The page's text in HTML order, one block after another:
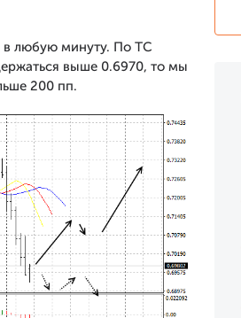
в любую минуту. По ТС
выше 0.6970, то мы
200 пп.